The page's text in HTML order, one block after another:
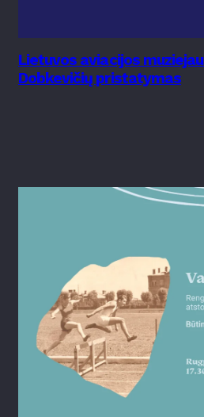
Lietuvos aviacijos
Dobkevičių pristatymas